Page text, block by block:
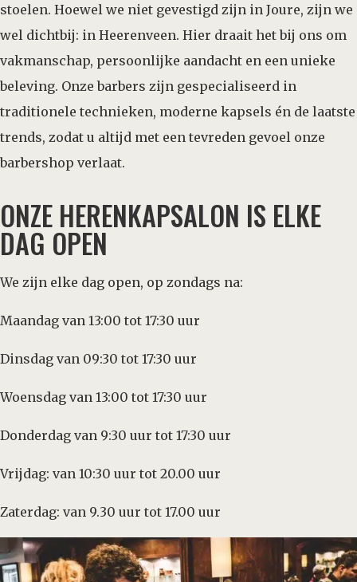
stoelen. Hoewel we niet gevestigd zijn in Joure, zijn we
wel dichtbij: in Heerenveen. Hier draait het bij ons om
vakmanschap, persoonlijke aandacht en een unieke
beleving. Onze barbers zijn gespecialiseerd in
traditionele technieken, moderne kapsels én de laatste
trends, zodat u altijd met een tevreden gevoel onze
barbershop verlaat.
ONZE HERENKAPSALON IS ELKE
DAG OPEN
We zijn elke dag open, op zondags na:
Maandag van 13:00 tot 17:30 uur
Dinsdag van 09:30 tot 17:30 uur
Woensdag van 13:00 tot 17:30 uur
Donderdag van 9:30 uur tot 17:30 uur
Vrijdag: van 10:30 uur tot 20.00 uur
Zaterdag: van 9.30 uur tot 17.00 uur